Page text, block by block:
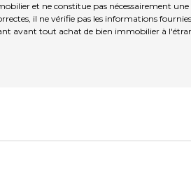
et ne constitue pas nécessairement
il ne vérifie pas les informations
avant tout achat de bien immobilier à